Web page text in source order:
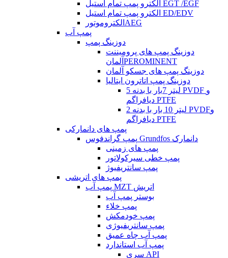
الکترو پمپ تمام استیل EGT /EGF
الکترو پمپ تمام استیل ED/EDV
الکتروموتورAEG
پمپ آب
دوزینگ پمپ
دوزینگ پمپ های پرومیننت
آلمانPEROMINENT
دوزینگ پمپ های جسکو آلمان
دوزینگ پمپ اتاترون ایتالیا
5 لیتر 7بار با بدنه PVDF و
دیافراگم PTFE
2 لیتر 10 بار با بدنه PVDFو
دیافراگم PTFE
پمپ های دانمارکی
پمپ گراندفوس Grundfos دانمارک
پمپ های زمینی
پمپ خطی سیرکولاتور
پمپ سانتریفیوژ
پمپ های اتریشی
پمپ آب MZT اتریش
بوستر پمپ آب
پمپ خلاء
پمپ خودمکش
پمپ سانتریفیوژی
پمپ آب چاه عمیق
پمپ آب استاندارد
سری API